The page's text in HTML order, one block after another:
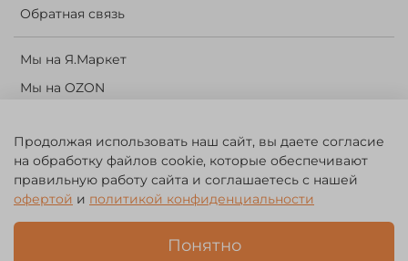
Обратная связь
Мы на Я.Маркет
Мы на OZON
Корзина
©️ 2014 - 2024 Forest River. Рыболовный интернет-магазин.
зн. № 756494
Продолжая использовать наш сайт, вы даете согласие
на обработку файлов cookie, которые обеспечивают
правильную работу сайта и соглашаетесь с нашей
офертой и политикой конфиденциальности
Понятно